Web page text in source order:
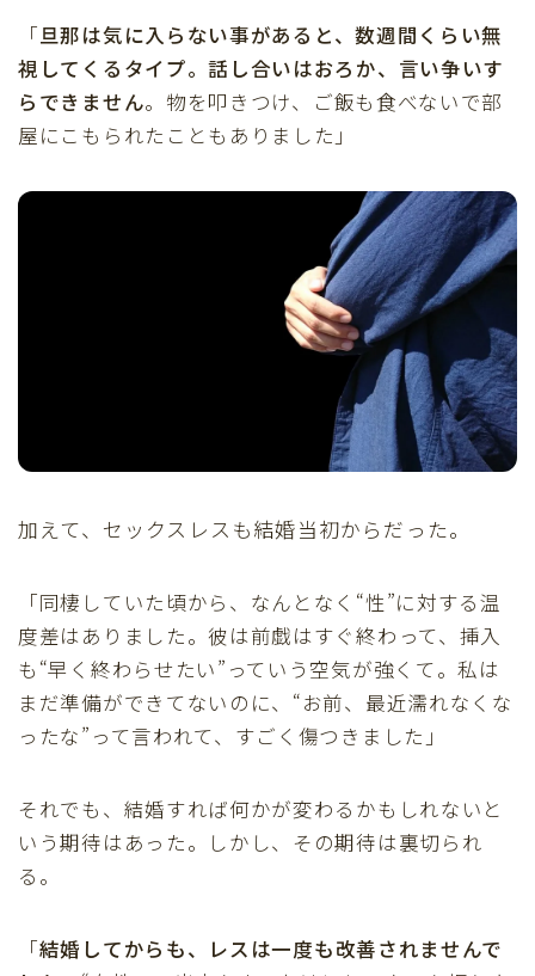
「旦那は気に入らない事があると、数週間くらい無
視してくるタイプ。話し合いはおろか、言い争いす
らできません。物を叩きつけ、ご飯も食べないで部
屋にこもられたこともありました」
加えて、セックスレスも結婚当初からだった。
「同棲していた頃から、なんとなく“性”に対する温
度差はありました。彼は前戯はすぐ終わって、挿入
も“早く終わらせたい”っていう空気が強くて。私は
まだ準備ができてないのに、“お前、最近濡れなくな
ったな”って言われて、すごく傷つきました」
それでも、結婚すれば何かが変わるかもしれないと
いう期待はあった。しかし、その期待は裏切られ
る。
「結婚してからも、レスは一度も改善されませんで